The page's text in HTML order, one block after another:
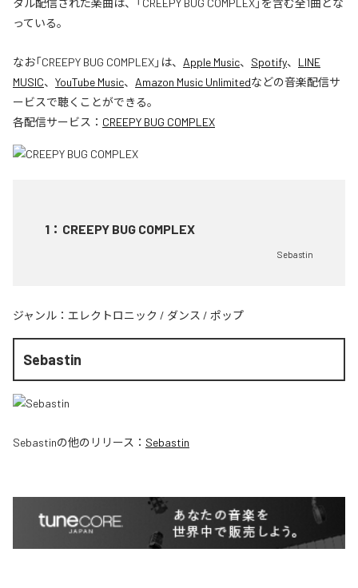
っている。
なお「CREEPY BUG COMPLEX」は、 Apple Music、 Spotify、 LINE
MUSIC、 YouTube Music、 Amazon Music Unlimitedなどの音楽配信サ
ービスで聴くことができる。
各配信サービス： CREEPY BUG COMPLEX
1 ： CREEPY BUG COMPLEX
Sebastin
ジャンル： エレクトロニック / ダンス / ポップ
Sebastin
Sebastinの他のリリース： Sebastin